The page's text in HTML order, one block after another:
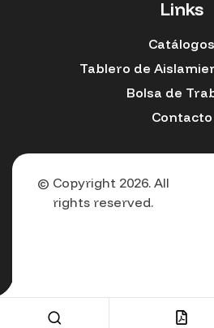
Links
Catálogos
Tablero de
Bolsa de
Contacto
© Copyright 2026. All
rights reserved.
Español